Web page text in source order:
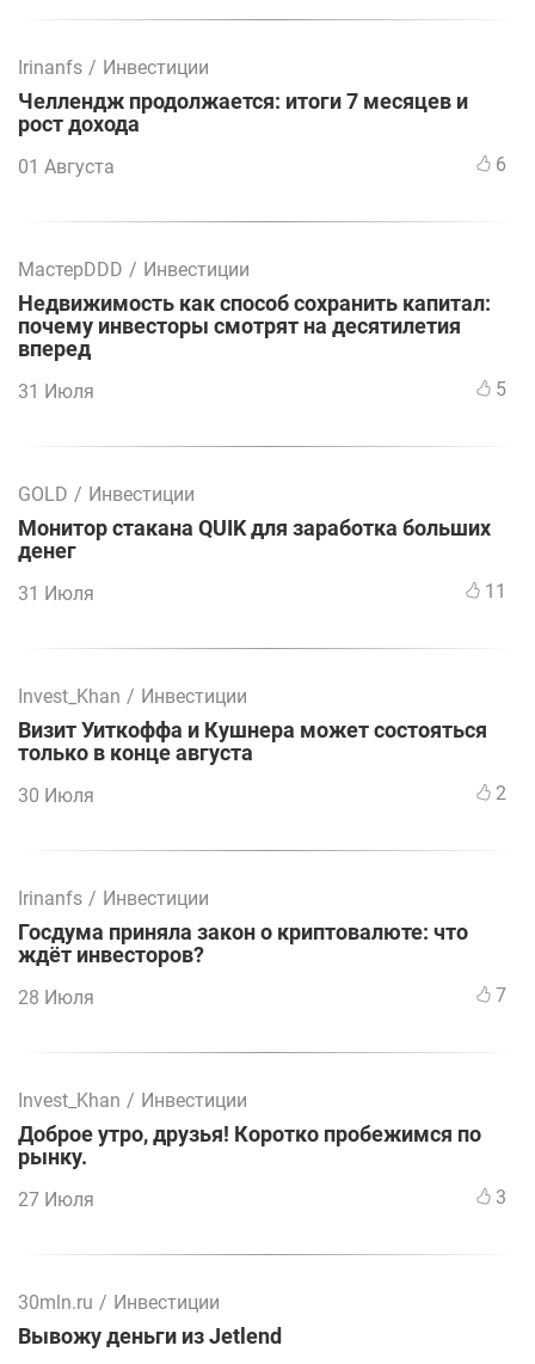
Irinanfs / Инвестиции
Челлендж продолжается: итоги 7 месяцев и
рост дохода
01 Августа 6
МастерDDD / Инвестиции
Недвижимость как способ сохранить капитал:
почему инвесторы смотрят на десятилетия
вперед
31 Июля 5
GOLD / Инвестиции
Монитор стакана QUIK для заработка больших
денег
31 Июля 11
Invest_Khan / Инвестиции
Визит Уиткоффа и Кушнера может состояться
только в конце августа
30 Июля 2
Irinanfs / Инвестиции
Госдума приняла закон о криптовалюте: что
ждёт инвесторов?
28 Июля 7
Invest_Khan / Инвестиции
Доброе утро, друзья! Коротко пробежимся по
рынку.
27 Июля 3
30mln.ru / Инвестиции
Вывожу деньги из Jetlend